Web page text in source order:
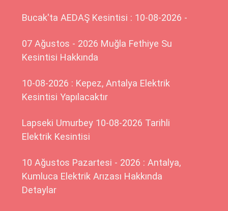
Bucak'ta AEDAŞ Kesintisi : 10-08-2026 -
07 Ağustos - 2026 Muğla Fethiye Su
Kesintisi Hakkında
10-08-2026 : Kepez, Antalya Elektrik
Kesintisi Yapılacaktır
Lapseki Umurbey 10-08-2026 Tarihli
Elektrik Kesintisi
10 Ağustos Pazartesi - 2026 : Antalya,
Kumluca Elektrik Arızası Hakkında
Detaylar